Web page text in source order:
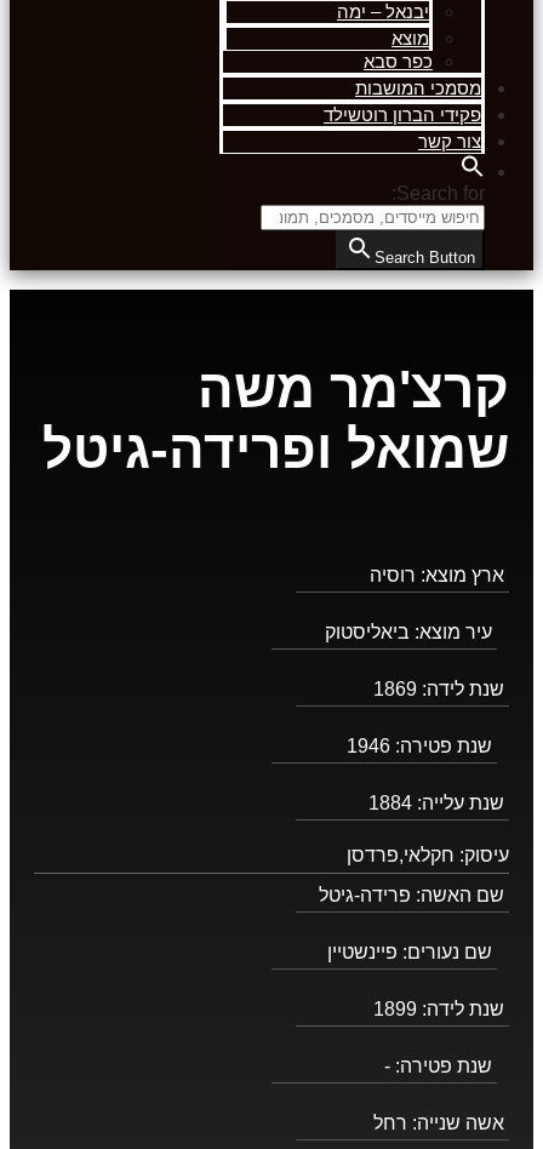
יבנאל – ימה
מוצא
כפר סבא
מסמכי המושבות
פקידי הברון רוטשילד
צור קשר
Search for:
Search Button
קרצ'מר משה
שמואל ופרידה-גיטל
ארץ מוצא: רוסיה
עיר מוצא: ביאליסטוק
שנת לידה: 1869
שנת פטירה: 1946
שנת עלייה: 1884
עיסוק: חקלאי,פרדסן
שם האשה: פרידה-גיטל
שם נעורים: פיינשטיין
שנת לידה: 1899
שנת פטירה: -
אשה שנייה: רחל